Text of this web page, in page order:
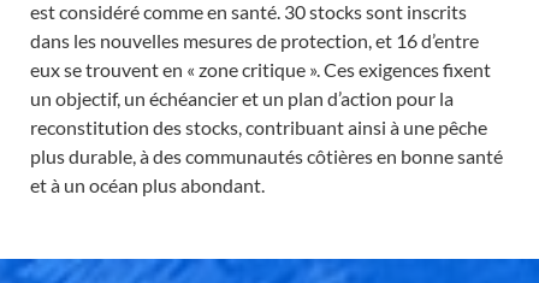
est considéré comme en santé. 30 stocks sont inscrits
dans les nouvelles mesures de protection, et 16 d’entre
eux se trouvent en « zone critique ». Ces exigences fixent
un objectif, un échéancier et un plan d’action pour la
reconstitution des stocks, contribuant ainsi à une pêche
plus durable, à des communautés côtières en bonne santé
et à un océan plus abondant.